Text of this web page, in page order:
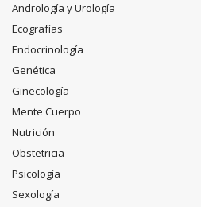
Andrología y Urología
Ecografías
Endocrinología
Genética
Ginecología
Mente Cuerpo
Nutrición
Obstetricia
Psicología
Sexología